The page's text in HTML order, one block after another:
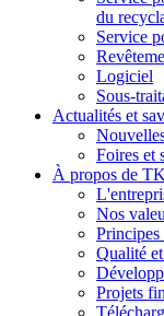
du
Service
Logiciel
Sous-
Actualités et
Foires et
À propos de
Nos
Principes
Qualité
Projets